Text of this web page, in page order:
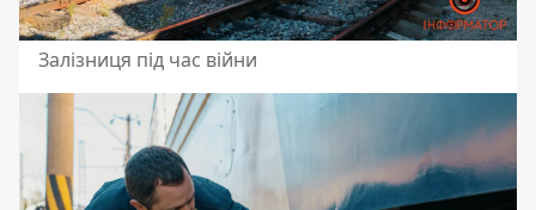
Залізниця під час війни